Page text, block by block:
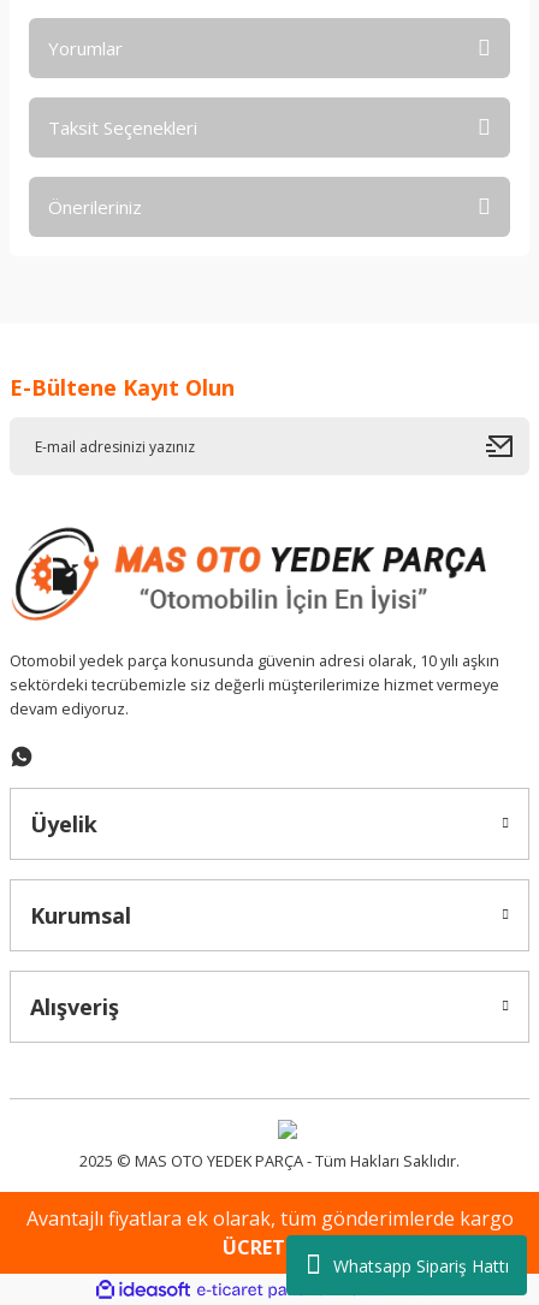
Whatsapp Sipariş Hattı
Yorumlar
Taksit Seçenekleri
Önerileriniz
Ürün resmi kalitesiz, bozuk veya görüntülenemiyor.
Bu ürüne benzer farklı alternatifler olmalı.
Gönder
E-Bültene Kayıt Olun
Otomobil yedek parça konusunda güvenin adresi olarak, 10 yılı aşkın
sektördeki tecrübemizle siz değerli müşterilerimize hizmet vermeye
devam ediyoruz.
Üyelik
Kurumsal
Alışveriş
2025 © MAS OTO YEDEK PARÇA - Tüm Hakları Saklıdır.
Avantajlı fiyatlara ek olarak, tüm gönderimlerde kargo
ÜCRETSİZ
ideasoft